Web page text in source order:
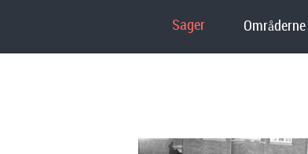
Sager Områderne